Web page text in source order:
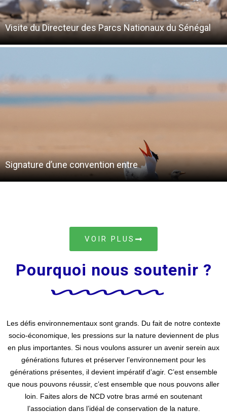
Visite du Directeur des Parcs Nationaux du Sénégal
Signature d’une convention entre
VOIR PLUS
Pourquoi nous soutenir ?
Les défis environnementaux sont grands. Du fait de notre contexte
socio-économique, les pressions sur la nature deviennent de plus
en plus importantes. Si nous voulons assurer un avenir serein aux
générations futures et préserver l’environnement pour les
générations présentes, il devient impératif d’agir. C’est ensemble
que nous pouvons réussir, c’est ensemble que nous pouvons aller
loin. Faites alors de NCD votre bras armé en soutenant
l’association dans l’idéal de conservation de la nature.